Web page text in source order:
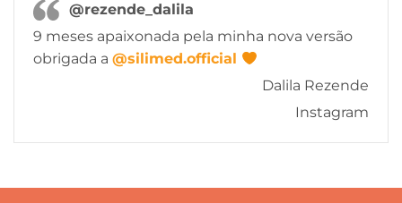
@rezende_dalila
9 meses apaixonada pela minha nova versão
obrigada a @silimed.official
Dalila Rezende
Instagram